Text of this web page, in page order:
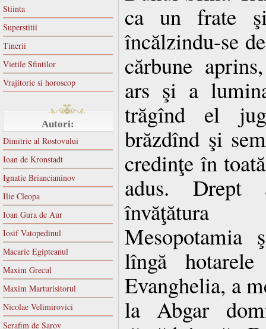
Stiinta
Superstitii
Tinerii
Vietile Sfintilor
Vrajitorie si horoscop
Autori:
Dimitrie al Rostovului
Ioan de Kronstadt
Ignatie Briancianinov
Ilie Cleopa
Ioan Gura de Aur
Iosif Vatopedinul
Macarie Egipteanul
Maxim Grecul
Maxim Marturisitorul
Nicolae Velimirovici
Serafim de Sarov
ca un frate
încălzindu-se
cărbune
ars şi a
trăgînd el
brăzdînd şi
credinţe în
adus. Drept
Mesopotamia
lîngă
Evanghelia, a
la Abgar